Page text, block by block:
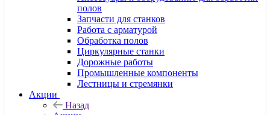
полов
Запчасти для станков
Работа с арматурой
Обработка полов
Циркулярные станки
Дорожные работы
Промышленные компоненты
Лестницы и стремянки
Акции
Назад